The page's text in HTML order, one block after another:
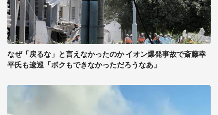
なぜ「戻るな」と言えなかったのか イオン爆発事故で斎藤幸
平氏も逡巡「ボクもできなかっただろうなあ」